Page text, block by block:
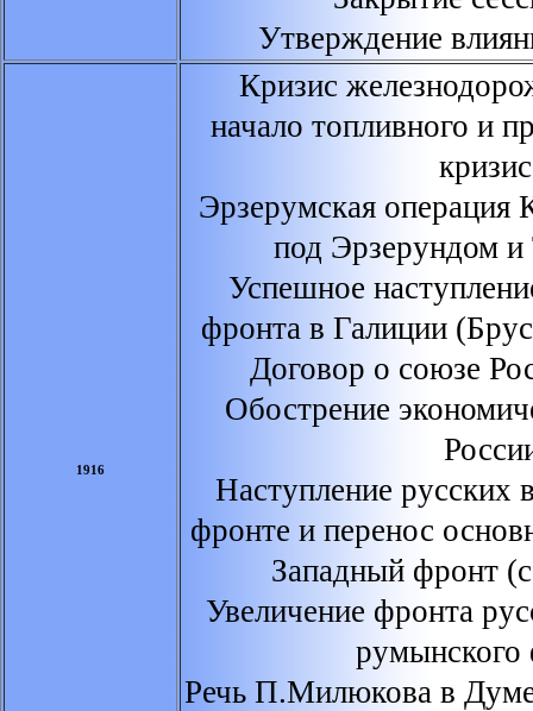
Утверждение
1916
Кризис
начало топливного и
Эрзерумская операция
под Эрзерундом и
Успешное
фронта в Галиции
Договор о союзе
Обострение
Наступление русских
фронте и перенос
Западный фронт
Увеличение фронта
румынского
Речь П.Милюкова в